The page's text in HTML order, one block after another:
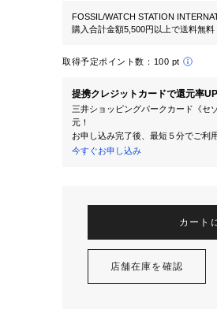
FOSSIL/WATCH STATION
購入合計金額5,500円以上で送料無料
取得予定ポイント数： 100 pt
提携クレジットカードで還元率UP
三井ショッピングパークカード《セ
元！
お申し込み完了後、最短５分でご利
今すぐお申し込み
カート
店舗在庫を確認